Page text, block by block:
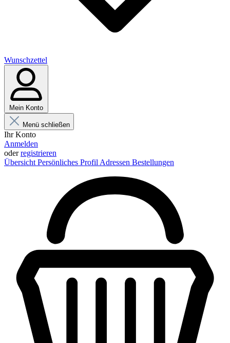
Wunschzettel
Mein Konto
Menü schließen
Ihr Konto
Anmelden
oderregistrieren
Übersicht Persönliches Profil Adressen Bestellungen